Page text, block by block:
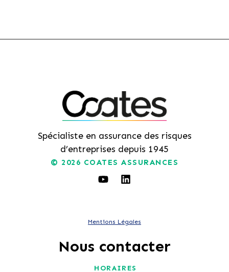
Spécialiste en assurance des risques
d’entreprises depuis 1945
© 2026 COATES ASSURANCES
Mentions Légales
Nous contacter
HORAIRES